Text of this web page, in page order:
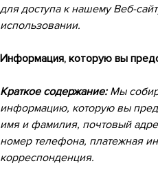
для доступа к нашему Веб-
использовании.
Информация, которую вы
Краткое содержание:Мы
информацию, которую вы
имя и фамилия, почтовый
номер телефона, платежная
корреспонденция.